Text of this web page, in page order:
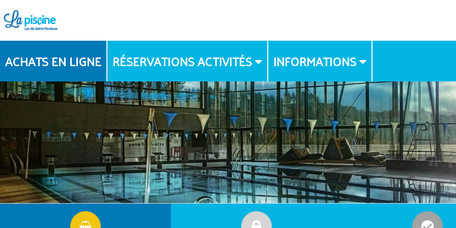
ACHATS EN LIGNE RÉSERVATIONS ACTIVITÉS
PLANNING
INFORMATIONS
FLYER
DROIT A L'IMAGE